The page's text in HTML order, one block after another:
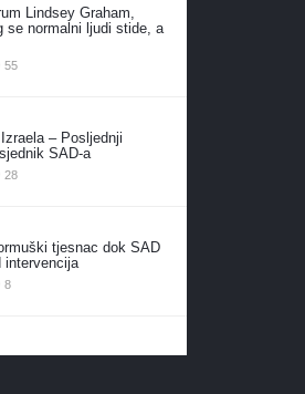
Lindsey Graham,
se normalni ljudi stide, a
55komentara
– Posljednji
SAD-a
28komentara
tjesnac dok SAD
intervencija
8komentara